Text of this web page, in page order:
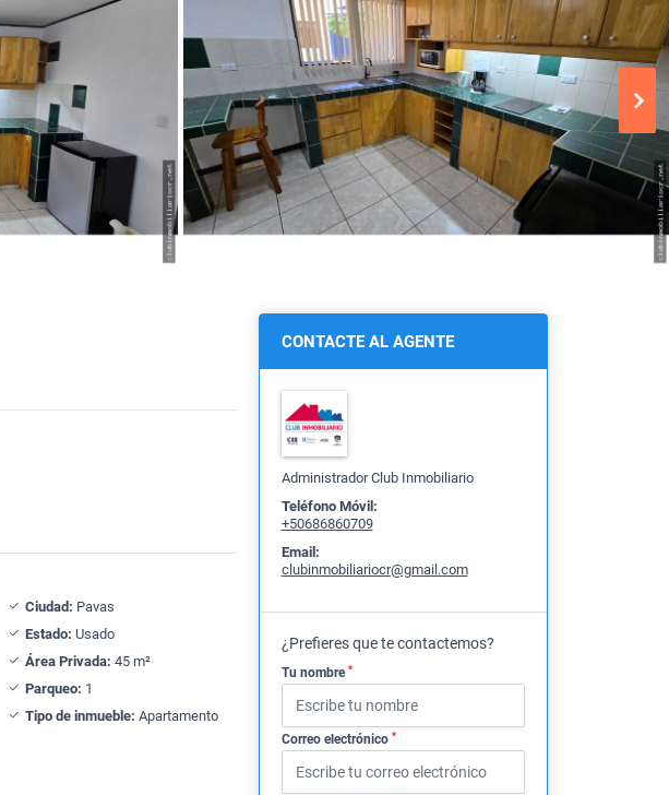
Ciudad: Pavas
Estado: Usado
Área Privada: 45 m²
Parqueo: 1
Tipo de inmueble: Apartamento
CONTACTE AL AGENTE
Administrador Club Inmobiliario
Teléfono Móvil:
+50686860709
Email:
clubinmobiliariocr@gmail.com
¿Prefieres que te contactemos?
Tu nombre *
Correo electrónico *